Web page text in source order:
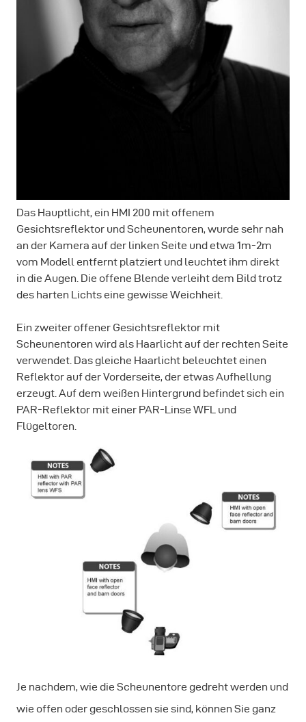
Das Hauptlicht, ein HMI 200 mit offenem
Gesichtsreflektor und Scheunentoren, wurde sehr nah
an der Kamera auf der linken Seite und etwa 1m-2m
vom Modell entfernt platziert und leuchtet ihm direkt
in die Augen. Die offene Blende verleiht dem Bild trotz
des harten Lichts eine gewisse Weichheit.
Ein zweiter offener Gesichtsreflektor mit
Scheunentoren wird als Haarlicht auf der rechten Seite
verwendet. Das gleiche Haarlicht beleuchtet einen
Reflektor auf der Vorderseite, der etwas Aufhellung
erzeugt. Auf dem weißen Hintergrund befindet sich ein
PAR-Reflektor mit einer PAR-Linse WFL und
Flügeltoren.
Je nachdem, wie die Scheunentore gedreht werden und
wie offen oder geschlossen sie sind, können Sie ganz